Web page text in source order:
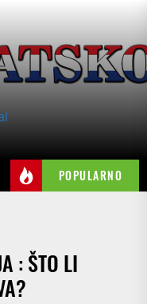
POPULARNO
: ŠTO LI